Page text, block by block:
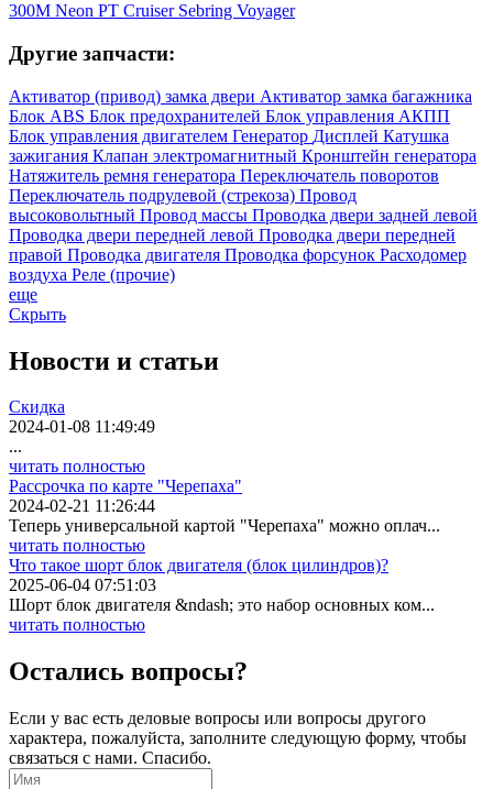
300M Neon PT Cruiser Sebring Voyager
Другие запчасти:
Активатор (привод) замка двери Активатор замка багажника
Блок ABS Блок предохранителей Блок управления АКПП
Блок управления двигателем Генератор Дисплей Катушка
зажигания Клапан электромагнитный Кронштейн генератора
Натяжитель ремня генератора Переключатель поворотов
Переключатель подрулевой (стрекоза) Провод
высоковольтный Провод массы Проводка двери задней левой
Проводка двери передней левой Проводка двери передней
правой Проводка двигателя Проводка форсунок Расходомер
воздуха Реле (прочие)
еще
Скрыть
Новости и статьи
Скидка
2024-01-08 11:49:49
...
читать полностью
Рассрочка по карте "Черепаха"
2024-02-21 11:26:44
Теперь универсальной картой "Черепаха" можно оплач...
читать полностью
Что такое шорт блок двигателя (блок цилиндров)?
2025-06-04 07:51:03
Шорт блок двигателя &ndash; это набор основных ком...
читать полностью
Остались вопросы?
Если у вас есть деловые вопросы или вопросы другого
характера, пожалуйста, заполните следующую форму, чтобы
связаться с нами. Спасибо.